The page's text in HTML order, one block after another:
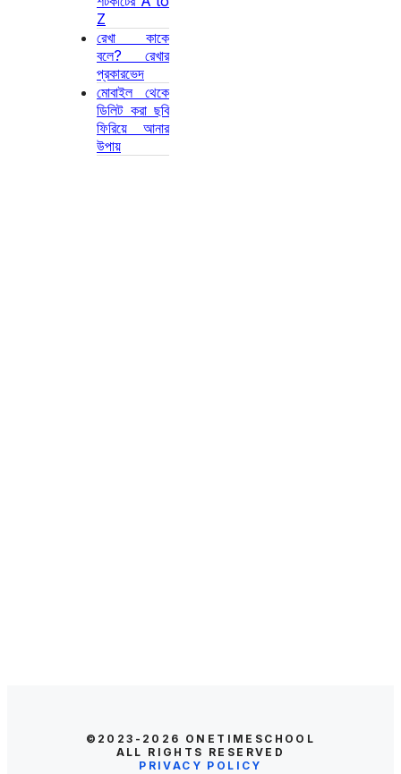
Z
রেখা কাকে
বলে? রেখার
প্রকারভেদ
মোবাইল থেকে
ডিলিট করা ছবি
ফিরিয়ে আনার
উপায়
©2023-2026 ONETIMESCHOOL
ALL RIGHTS RESERVED
PRIVACY POLICY